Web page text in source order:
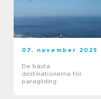
07. november 2025
De bästa
destinationerna för
paragliding